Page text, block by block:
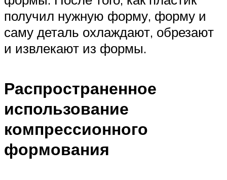
получил нужную форму, форму и
саму деталь охлаждают, обрезают
и извлекают из формы.
Распространенное
использование
компрессионного
формования